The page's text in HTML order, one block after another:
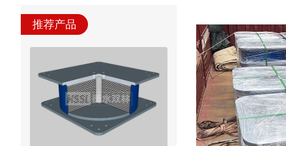
推荐产品